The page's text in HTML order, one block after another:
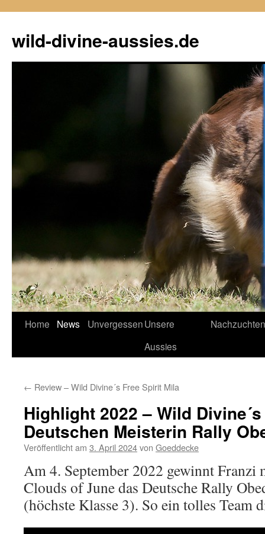
springen
wild-divine-aussies.de
Home News UnvergessenUnsere
Aussies
Nachzuchten
← Review – Wild Divine´s Free Spirit Mila
Highlight 2022 – Wild
Deutschen Meisterin Rally
Veröffentlicht am 3. April 2024von Goeddecke
Am 4. September 2022 gewinnt
Clouds of June das Deutsche Rally
(höchste Klasse 3). So ein tolles Team